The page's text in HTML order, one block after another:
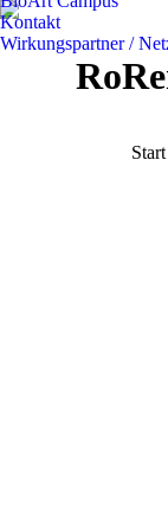
Kontakt
Wirkungspartner /
Sie
Start